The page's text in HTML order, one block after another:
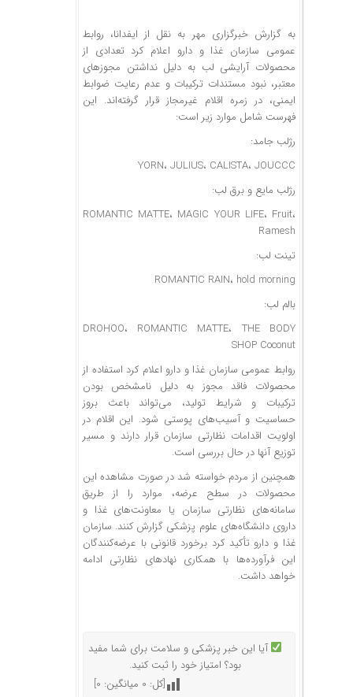
به گزارش خبرگزاری مهر به نقل از ایفدانا، روابط
عمومی سازمان غذا و دارو اعلام کرد تعدادی از
محصولات آرایشی لب به دلیل نداشتن مجوزهای
معتبر، نبود مستندات ترکیبات و عدم رعایت ضوابط
ایمنی، در زمره اقلام غیرمجاز قرار گرفته‌اند. این
فهرست شامل موارد زیر است:
رژلب جامد:
YORN، JULIUS، CALISTA، JOUCCC
رژلب مایع و برق لب:
ROMANTIC MATTE، MAGIC YOUR LIFE، Fruit،
Ramesh
تینت لب:
ROMANTIC RAIN، hold morning
بالم لب:
DROHOO، ROMANTIC MATTE، THE BODY
SHOP Coconut
روابط عمومی سازمان غذا و دارو اعلام کرد استفاده از
محصولات فاقد مجوز به دلیل نامشخص بودن
ترکیبات و شرایط تولید، می‌تواند باعث بروز
حساسیت و آسیب‌های پوستی شود. این اقلام در
اولویت اقدامات نظارتی سازمان قرار دارند و مسیر
توزیع آنها در حال بررسی است.
همچنین از مردم خواسته شد در صورت مشاهده این
محصولات در سطح عرضه، موارد را از طریق
سامانه‌های نظارتی سازمان یا معاونت‌های غذا و
داروی دانشگاه‌های علوم پزشکی گزارش کنند. سازمان
غذا و دارو تأکید کرد برخورد قانونی با عرضه‌کنندگان
این فرآورده‌ها با همکاری نهادهای نظارتی ادامه
خواهد داشت.
آیا این خبر پزشکی و سلامت برای شما مفید
بود؟ امتیاز خود را ثبت کنید.
[کل: 0 میانگین: 0
]